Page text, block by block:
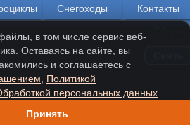
Снегоходы Контакты
в том числе сервис веб-
Оставаясь на сайте, вы
и соглашаетесь с
Политикой
персональных данных
Принять